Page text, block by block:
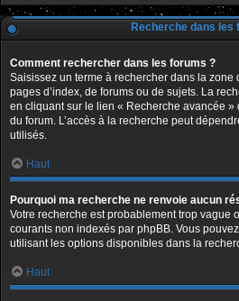
Recherche dans les
Comment rechercher dans les forums ?
Saisissez un terme à rechercher dans la
pages d’index, de forums ou de sujets. La
en cliquant sur le lien « Recherche avancée
du forum. L’accès à la recherche peut
utilisés.
Haut
Pourquoi ma recherche ne renvoie aucun
Votre recherche est probablement trop vague
courants non indexés par phpBB. Vous
utilisant les options disponibles dans la
Haut